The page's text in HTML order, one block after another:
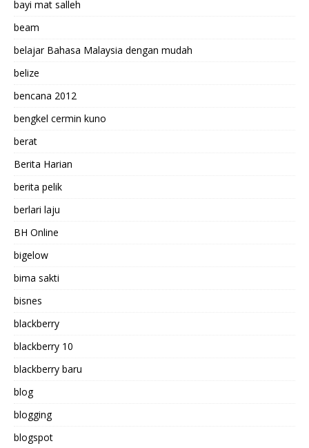
bayi mat salleh
beam
belajar Bahasa Malaysia dengan mudah
belize
bencana 2012
bengkel cermin kuno
berat
Berita Harian
berita pelik
berlari laju
BH Online
bigelow
bima sakti
bisnes
blackberry
blackberry 10
blackberry baru
blog
blogging
blogspot